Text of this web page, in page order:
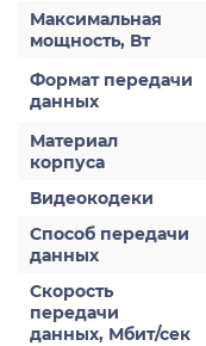
Максимальная
мощность, Вт
Формат передачи
данных
Материал
корпуса
Видеокодеки
Способ передачи
данных
Скорость
передачи
данных, Мбит/сек